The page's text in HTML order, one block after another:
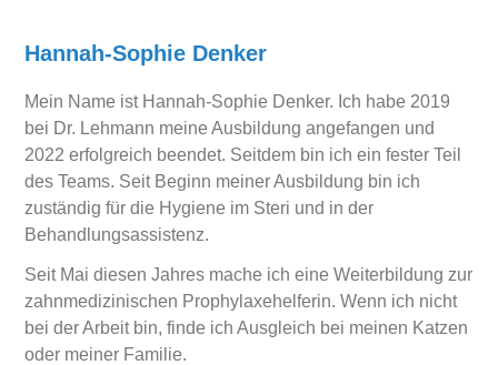
Hannah-Sophie Denker
Mein Name ist Hannah-Sophie Denker. Ich habe 2019
bei Dr. Lehmann meine Ausbildung angefangen und
2022 erfolgreich beendet. Seitdem bin ich ein fester Teil
des Teams. Seit Beginn meiner Ausbildung bin ich
zuständig für die Hygiene im Steri und in der
Behandlungsassistenz.
Seit Mai diesen Jahres mache ich eine Weiterbildung zur
zahnmedizinischen Prophylaxehelferin. Wenn ich nicht
bei der Arbeit bin, finde ich Ausgleich bei meinen Katzen
oder meiner Familie.